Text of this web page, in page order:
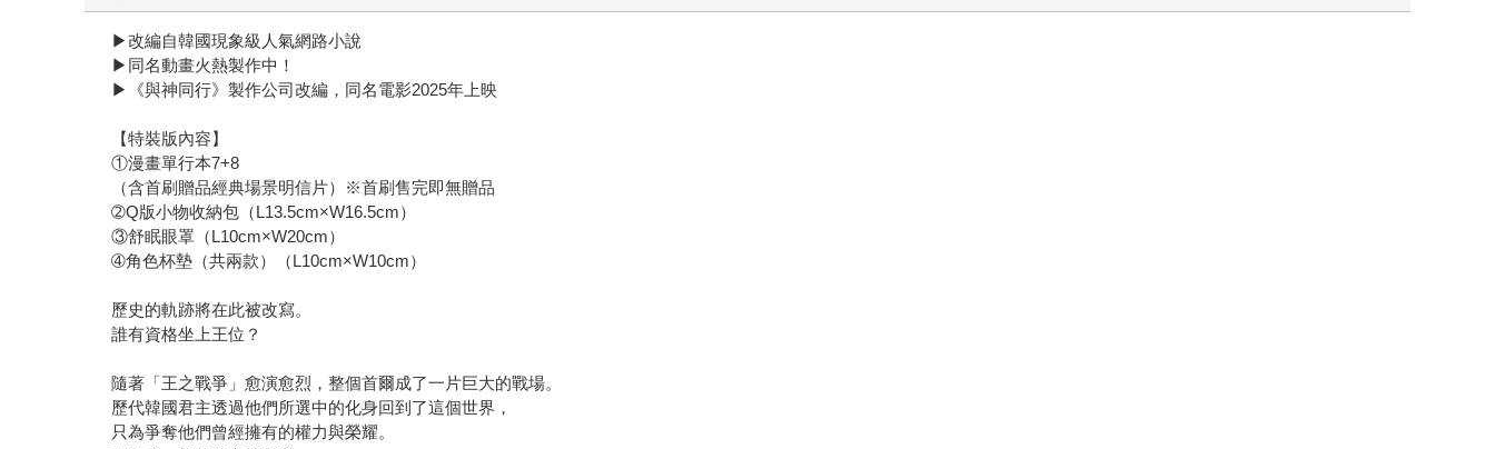
▶改編自韓國現象級人氣網路小說
▶同名動畫火熱製作中！
▶《與神同行》製作公司改編，同名電影2025年上映
【特裝版內容】
①漫畫單行本7+8
（含首刷贈品經典場景明信片）※首刷售完即無贈品
➁Q版小物收納包（L13.5cm×W16.5cm）
③舒眠眼罩（L10cm×W20cm）
➃角色杯墊（共兩款）（L10cm×W10cm）
歷史的軌跡將在此被改寫。
誰有資格坐上王位？
隨著「王之戰爭」愈演愈烈，整個首爾成了一片巨大的戰場。
歷代韓國君主透過他們所選中的化身回到了這個世界，
只為爭奪他們曾經擁有的權力與榮耀。